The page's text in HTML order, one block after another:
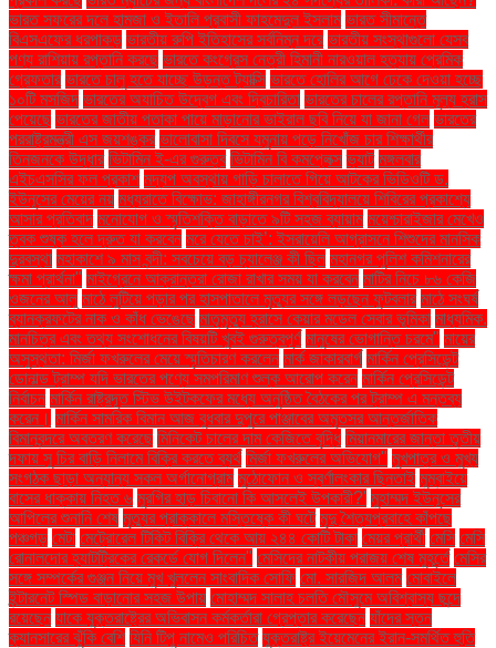
ভারত সফরের দলে হামজা ও ইতালি প্রবাসী ফাহমেদুল ইসলাম ভারত সীমান্তে
বিএসএফের ধরপাকড় ভারতীয় রুপি ইতিহাসের সর্বনিম্ন দরে ভারতীয় সংস্থাগুলো যেসব
পণ্য রাশিয়ায় রপ্তানি করছে ভারতে কংগ্রেস নেত্রী হিমানী নারওয়াল হত্যায় প্রেমিক
গ্রেফতার ভারতে চালু হতে যাচ্ছে উড়ন্ত ট্যাক্সি ভারতে হোলির আগে ঢেকে দেওয়া হচ্ছে
১০টি মসজিদ ভারতের অযাচিত উদ্বেগ এবং দ্বিচারিতা ভারতের চালের রপ্তানি মূল্য হ্রাস
পেয়েছে ভারতের জাতীয় পতাকা পায়ে মাড়ানোর ভাইরাল ছবি নিয়ে যা জানা গেল ভারতের
পররাষ্ট্রমন্ত্রী এস জয়শঙ্কর ভালোবাসা দিবসে যমুনায় পড়ে নিখোঁজ চার শিক্ষার্থীর
তিনজনকে উদ্ধার ভিটামিন ই-এর গুরুত্ব ভিটামিন বি কমপ্লেক্স ভ্যাট মঙ্গলবার
এইচএসসির ফল প্রকাশ মদ্যপ অবস্থায় গাড়ি চালাতে গিয়ে আটকের ভিডিওটি ড.
ইউনূসের মেয়ের নয় মধ্যরাতে বিক্ষোভ: জাহাঙ্গীরনগর বিশ্ববিদ্যালয়ে শিবিরের প্রকাশ্যে
আসার প্রতিবাদ মনোযোগ ও স্মৃতিশক্তি বাড়াতে ৯টি সহজ ব্যায়াম ময়েশ্চারাইজার মেখেও
ত্বক শুষ্ক হলে দ্রুত যা করবেন মরে যেতে চাই’: ইসরায়েলি আগ্রাসনে শিশুদের মানসিক
দুরবস্থা মহাকাশে ৯ মাস বন্দী: সবচেয়ে বড় চ্যালেঞ্জ কী ছিল মহানগর পুলিশ কমিশনারের
ক্ষমা প্রার্থনা" মাইগ্রেনে আক্রান্তরা রোজা রাখার সময় যা করবেন মাটির নিচে ৮৬ কেজি
ওজনের আলু মাঠে লুটিয়ে পড়ার পর হাসপাতালে মৃত্যুর সঙ্গে লড়ছেন ফুটবলার মাঠে সংঘর্ষ
ব্যানক্রফটের নাক ও কাঁধ ভেঙেছে মাতৃমৃত্যু হ্রাসে কেয়ার মডেল সেবার ভূমিকা মাধ্যমিক.
মানচিত্র এবং তথ্য সংশোধনের বিষয়টি খুবই গুরুত্বপূর্ণ মানুষের ভোগান্তি চরমে" মায়ের
অসুস্থতা: মির্জা ফখরুলের মেয়ে স্মৃতিচারণ করলেন মার্ক জাকারবার্গ মার্কিন প্রেসিডেন্ট
ডোনাল্ড ট্রাম্প যদি ভারতের পণ্যে সমপরিমাণ শুল্ক আরোপ করেন মার্কিন প্রেসিডেন্ট
নির্বাচন মার্কিন রাষ্ট্রদূত স্টিভ উইটকফের মধ্যে অনুষ্ঠিত বৈঠকের পর ট্রাম্প এ মন্তব্য
করেন। মার্কিন সামরিক বিমান আজ বুধবার দুপুরে পাঞ্জাবের অমৃতসর আন্তর্জাতিক
বিমানবন্দরে অবতরণ করেছে মিনিকেট চালের দাম কেজিতে বৃদ্ধি মিয়ানমারের জান্তা তৃতীয়
দফায় সু চির বাড়ি নিলামে বিক্রি করতে ব্যর্থ মির্জা ফখরুলের অভিযোগ" মুখপাত্র ও মুখ্য
সংগঠক ছাড়া অন্যান্য সকল অর্গানোগ্রাম মুঠোফোন ও স্বর্ণালংকার ছিনতাই মুম্বাইয়ে
বাসের ধাক্কায় নিহত ৬ মুরগির হাড় চিবানো কি আসলেই উপকারী?' মুহাম্মদ ইউনূসের
আপিলের শুনানি শেষ মৃত্যুর প্রাক্কালে মস্তিষ্কে কী ঘটে মৃদু শৈত্যপ্রবাহে কাঁপছে
পঞ্চগড় মেটা মেট্রোরেল টিকিট বিক্রি থেকে আয় ২৪৪ কোটি টাকা মেয়র প্রার্থী মেসি মেসি
রোনালদোর হ্যাটট্রিকের রেকর্ডে যোগ দিলেন" মেসিদের নাটকীয় পরাজয় শেষ মুহূর্তে মেসির
সঙ্গে সম্পর্কের গুঞ্জন নিয়ে মুখ খুললেন সাংবাদিক সোফি মো. সারজিদ আলম মোবাইলে
ইন্টারনেট স্পিড বাড়ানোর সহজ উপায় মোহাম্মদ সালাহ চলতি মৌসুমে অবিশ্বাস্য ছন্দে
রয়েছেন যাকে যুক্তরাষ্ট্রের অভিবাসন কর্মকর্তারা গ্রেপ্তার করেছেন যাঁদের স্তন
ক্যানসারের ঝুঁকি বেশি যিনি টিপু নামেও পরিচিত যুক্তরাষ্ট্র ইয়েমেনের ইরান-সমর্থিত হুতি